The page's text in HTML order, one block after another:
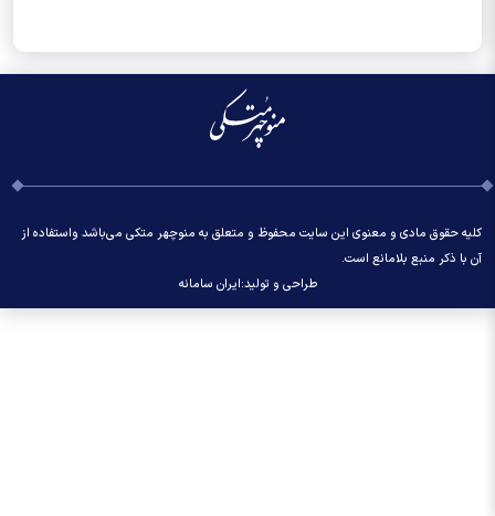
کلیه حقوق مادی و معنوی این سایت محفوظ و متعلق به منوچهر متکی می‌باشد واستفاده از
آن با ذکر منبع بلامانع است.
طراحی و تولید:ایران سامانه